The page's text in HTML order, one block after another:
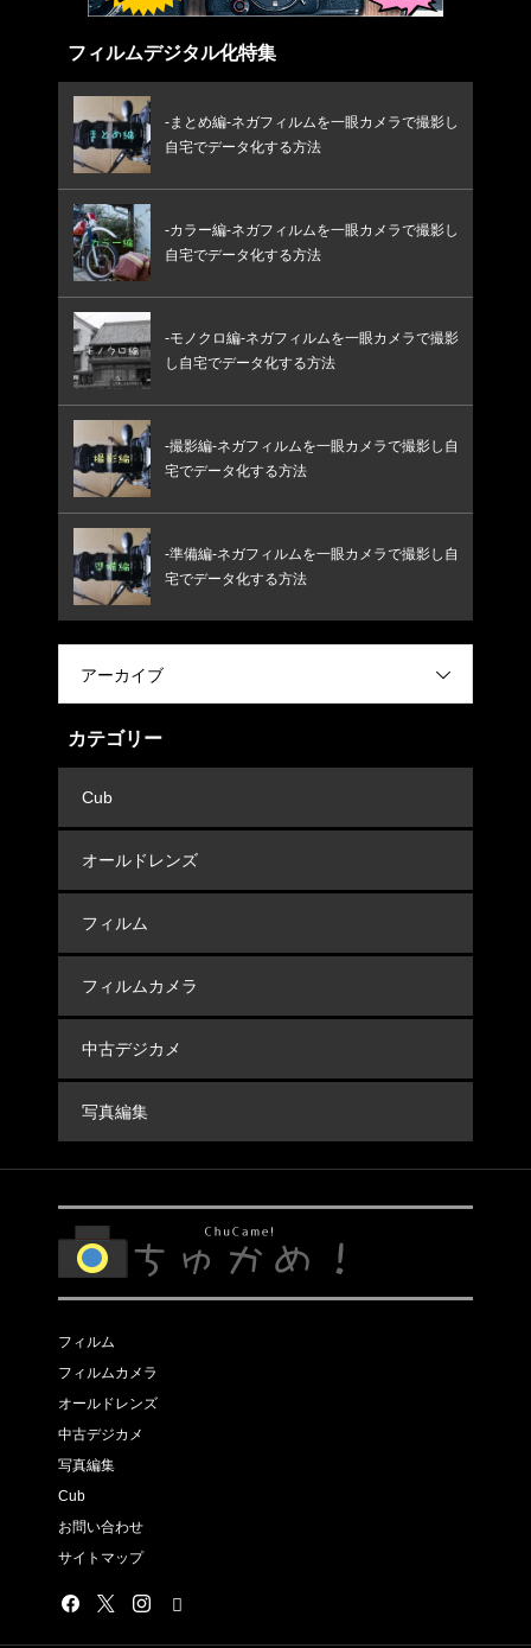
フィルムデジタル化特集
-まとめ編-ネガフィルムを一眼カメラで撮影し
自宅でデータ化する方法
-カラー編-ネガフィルムを一眼カメラで撮影し
自宅でデータ化する方法
-モノクロ編-ネガフィルムを一眼カメラで撮影
し自宅でデータ化する方法
-撮影編-ネガフィルムを一眼カメラで撮影し自
宅でデータ化する方法
-準備編-ネガフィルムを一眼カメラで撮影し自
宅でデータ化する方法
アーカイブ
カテゴリー
Cub
オールドレンズ
フィルム
フィルムカメラ
中古デジカメ
写真編集
フィルム
フィルムカメラ
オールドレンズ
中古デジカメ
写真編集
Cub
お問い合わせ
サイトマップ